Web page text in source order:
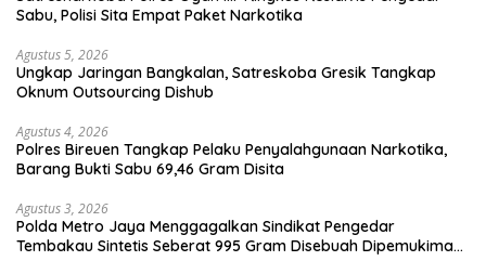
Sabu, Polisi Sita Empat Paket Narkotika
Agustus 5, 2026
Ungkap Jaringan Bangkalan, Satreskoba Gresik Tangkap
Oknum Outsourcing Dishub
Agustus 4, 2026
Polres Bireuen Tangkap Pelaku Penyalahgunaan Narkotika,
Barang Bukti Sabu 69,46 Gram Disita
Agustus 3, 2026
Polda Metro Jaya Menggagalkan Sindikat Pengedar
Tembakau Sintetis Seberat 995 Gram Disebuah Dipemukiman